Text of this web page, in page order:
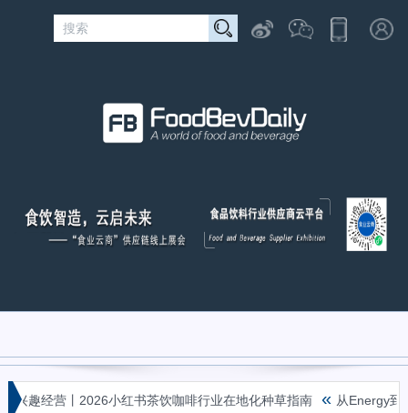
趣经营丨2026小红书茶饮咖啡行业在地化种草指南 « 从Energy到红